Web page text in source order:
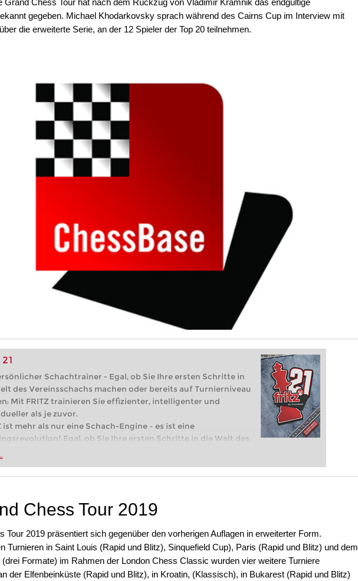
gegeben. Michael Khodarkovsky sprach während des Cairns Cup im Interview mit
die erweiterte Serie, an der 12 Spieler der Top 20 teilnehmen.
Schachtrainer - Egal, ob Sie Ihre ersten Schritte in
des Vereinsschachs machen oder bereits auf Turnierniveau
Mit FRITZ trainieren Sie effizienter, intelligenter und
als je zuvor.
ist mehr als nur eine Schach-Engine – es ist eine
Egal, ob Sie Ihre ersten Schritte in die Welt des
machen oder bereits auf Turnierniveau spielen: Mit
Chess Tour 2019
Tour 2019 präsentiert sich gegenüber den vorherigen Auflagen in erweiterter Form.
Turnieren in Saint Louis (Rapid und Blitz), Sinquefield Cup), Paris (Rapid und Blitz) und dem
(drei Formate) im Rahmen der London Chess Classic wurden vier weitere Turniere
der Elfenbeinküste (Rapid und Blitz), in Kroatin, (Klassisch), in Bukarest (Rapid und Blitz)